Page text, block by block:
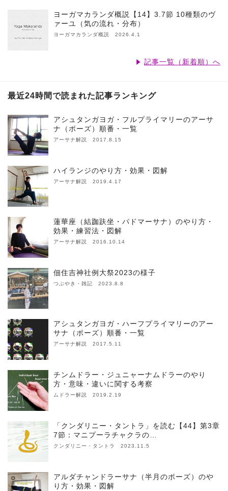
ヨーガマカランダ概説【14】3.7節 10種類のヴ
ァーユ（気の流れ・分布）
ヨーガマカランダ概説 2026.4.1
記事一覧（新着順）へ
最近24時間で読まれた記事ランキング
アシュタンガヨガ・フルプライマリーのアーサ
ナ（ポーズ）順番・一覧
アーサナ解説 2017.8.15
ハイランジのやり方・効果・図解
アーサナ解説 2019.4.17
蓮華座（結跏趺坐・パドマーサナ）のやり方・
効果・練習法・図解
アーサナ解説 2016.10.14
佃住吉神社例大祭2023の様子
つぶやき・雑記 2023.8.8
アシュタンガヨガ・ハーフプライマリーのアー
サナ（ポーズ）順番・一覧
アーサナ解説 2017.5.11
チンムドラー・ジュニャーナムドラーのやり
方・意味・違いに関する考察
ムドラー解説 2019.2.19
「クンダリニー・タントラ」を読む【44】第3章
7節：マニプーラチャクラの…
クンダリニー・タントラ 2023.11.5
アルダチャンドラーサナ（半月のポーズ）のや
り方・効果・図解